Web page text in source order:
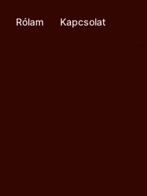
Rólam Kapcsolat